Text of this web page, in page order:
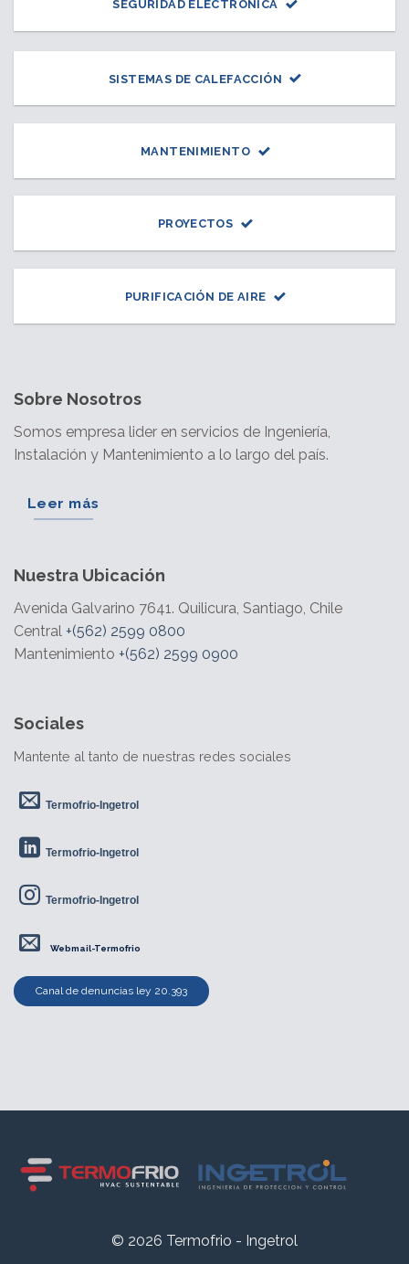
SEGURIDAD ELECTRÓNICA
SISTEMAS DE CALEFACCIÓN
MANTENIMIENTO
PROYECTOS
PURIFICACIÓN DE AIRE
Sobre Nosotros
Somos empresa lider en servicios de Ingeniería,
Instalación y Mantenimiento a lo largo del país.
Leer más
Nuestra Ubicación
Avenida Galvarino 7641. Quilicura, Santiago, Chile
Central +(562) 2599 0800
Mantenimiento +(562) 2599 0900
Sociales
Mantente al tanto de nuestras redes sociales
Termofrio-Ingetrol
Termofrio-Ingetrol
Termofrio-Ingetrol
Webmail-Termofrio
Canal de denuncias ley 20.393
© 2026 Termofrio - Ingetrol